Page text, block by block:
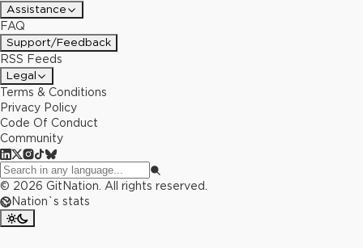
Assistance
FAQ
Support/Feedback
RSS Feeds
Legal
Terms & Conditions
Privacy Policy
Code Of Conduct
Community
© 2026 GitNation. All rights reserved.
Nation`s stats